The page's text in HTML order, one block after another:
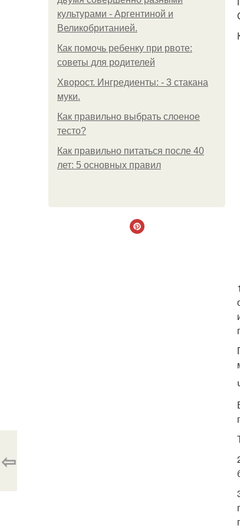
культурами - Аргентиной и
Великобританией.
Как помочь ребенку при рвоте:
советы для родителей
Хворост. Ингредиенты: - 3 стакана
муки.
Как правильно выбрать слоеное
тесто?
Как правильно питаться после 40
лет: 5 основных правил
⇦